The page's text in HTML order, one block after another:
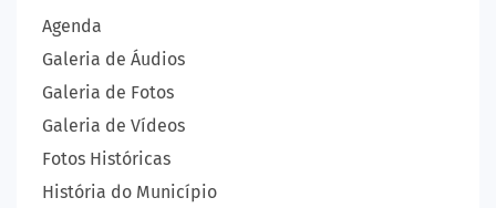
Agenda
Galeria de Áudios
Galeria de Fotos
Galeria de Vídeos
Fotos Históricas
História do Município